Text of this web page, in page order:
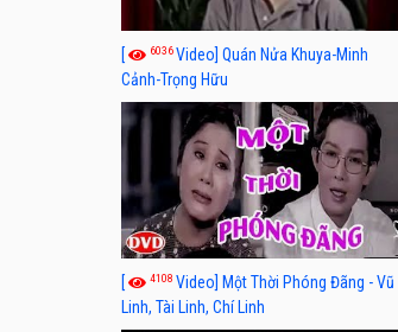
[ 6036Video] Quán Nửa Khuya-Minh
Cảnh-Trọng Hữu
[ 4108 Video] Một Thời Phóng Đãng - Vũ
Linh, Tài Linh, Chí Linh